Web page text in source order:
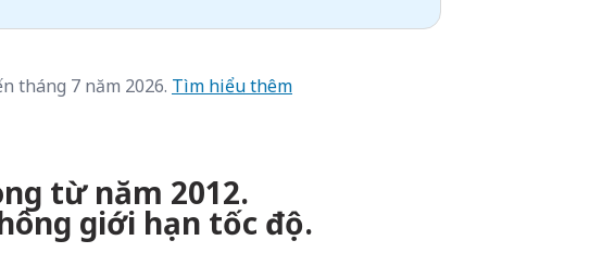
tháng 7 năm 2026. Tìm hiểu thêm
từ năm 2012.
giới hạn tốc độ.